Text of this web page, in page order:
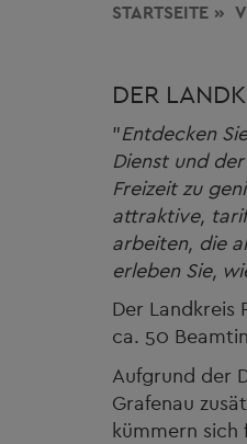
STARTSEITE
DER
"Entdecken
Dienst und
Freizeit zu
attraktive,
arbeiten, die
erleben Sie,
Der Landkreis
ca. 50
Aufgrund der
Grafenau
kümmern sich